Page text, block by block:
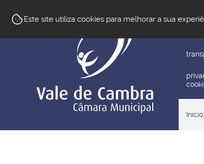
Este site utiliza cookies para melhorar a sua
Início